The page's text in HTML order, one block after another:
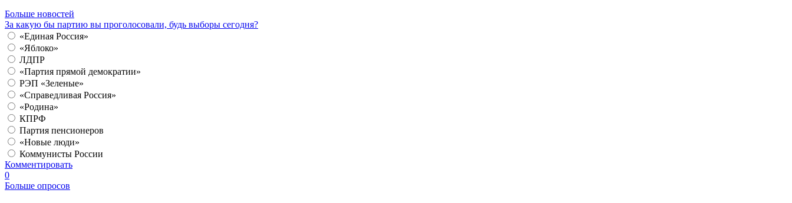
Больше новостей
За какую бы партию вы проголосовали, будь выборы сегодня?
«Единая Россия»
«Яблоко»
ЛДПР
«Партия прямой демократии»
РЭП «Зеленые»
«Справедливая Россия»
«Родина»
КПРФ
Партия пенсионеров
«Новые люди»
Коммунисты России
Комментировать
0
Больше опросов